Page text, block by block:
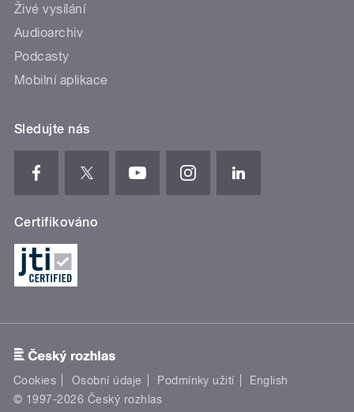
Živé vysílání
Audioarchiv
Podcasty
Mobilní aplikace
Sledujte nás
Certifikováno
Cookies Osobní údaje Podmínky užití
English
© 1997-2026 Český rozhlas